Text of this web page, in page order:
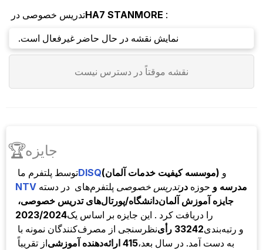
تدریس خصوصی درHA7 STANMORE :
نمایش نقشه در حال حاضر غیرفعال است.
نقشه موقتاً در دسترس نیست
🏆جایزه
پلتفرم ما توسطDISQ(موسسه کیفیت خدمات آلمان) و
NTV در دسته پلتفرم‌های تدریس خصوصیدر حوزه مدرسه و
دانشگاه/پورتال‌های تدریس خصوصی،جایزه آموزش آلمان
2023/2024را دریافت کرد . این جایزه بر اساس یک
نظرسنجی از مصرف‌کنندگان نمونه با
33242 رأیو رتبه‌بندی
از تقریباً
415 ارائه‌دهنده آموزشیبه دست آمد. در سال بعد،